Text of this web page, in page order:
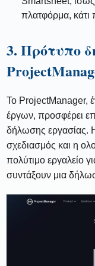
πλατφόρμα, κάτι
3. Πρότυπο
Το ProjectManager,
έργων, προσφέρει
δήλωσης εργασίας.
σχεδιασμός και η
πολύτιμο εργαλείο
συντάξουν μια